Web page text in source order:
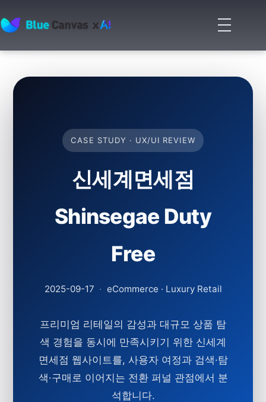
BLUECANVAS
메
뉴
기
CASE STUDY · UX/UI REVIEW
신세계면세점
Shinsegae Duty
Free
2025-09-17 · eCommerce · Luxury Retail
프리미엄 리테일의 감성과 대규모 상품 탐
색 경험을 동시에 만족시키기 위한 신세계
면세점 웹사이트를, 사용자 여정과 검색·탐
색·구매로 이어지는 전환 퍼널 관점에서 분
석합니다.